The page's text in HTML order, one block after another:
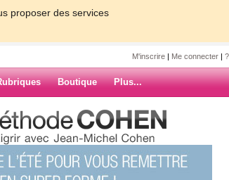
proposer des services
M'inscrire | Me connecter |
Boutique Plus...